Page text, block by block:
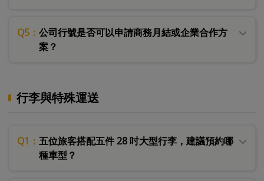
Q5： 公司行號是否可以申請商務月結或企業合作方
案？
行李與特殊運送
Q1： 五位旅客搭配五件 28 吋大型行李，建議預約哪
種車型？